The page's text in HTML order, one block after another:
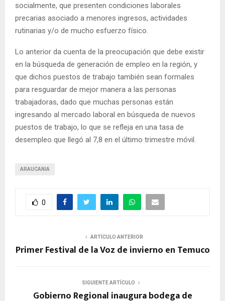
socialmente, que presenten condiciones laborales
precarias asociado a menores ingresos, actividades
rutinarias y/o de mucho esfuerzo físico.
Lo anterior da cuenta de la preocupación que debe existir
en la búsqueda de generación de empleo en la región, y
que dichos puestos de trabajo también sean formales
para resguardar de mejor manera a las personas
trabajadoras, dado que muchas personas están
ingresando al mercado laboral en búsqueda de nuevos
puestos de trabajo, lo que se refleja en una tasa de
desempleo que llegó al 7,8 en el último trimestre móvil.
ARAUCANIA
0
ARTÍCULO ANTERIOR
Primer Festival de la Voz de invierno en Temuco
SIGUIENTE ARTÍCULO
Gobierno Regional inaugura bodega de